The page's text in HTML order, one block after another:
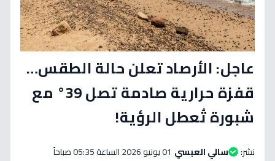
عاجل: الأرصاد تعلن حالة الطقس…
قفزة حرارية صادمة تصل 39° مع
شبورة تُعطل الرؤية!
نشر: سالي العبسي 01 يونيو 2026 الساعة 05:35 صباحاً